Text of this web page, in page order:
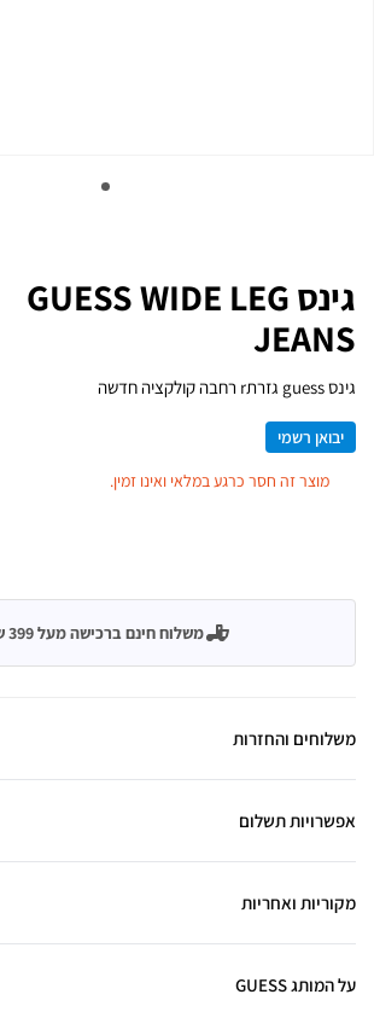
גינס GUESS WIDE LEG
JEANS
גינס guess גזרתr רחבה קולקציה חדשה
יבואן רשמי
מוצר זה חסר כרגע במלאי ואינו זמין.
משלוח חינם ברכישה מעל 399 ש"ח
משלוחים והחזרות
אפשרויות תשלום
מקוריות ואחריות
על המותג GUESS